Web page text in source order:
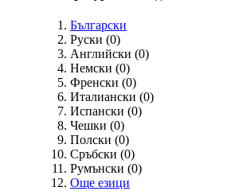
Български
Руски (0)
Английски (0)
Немски (0)
Френски (0)
Италиански (0)
Испански (0)
Чешки (0)
Полски (0)
Сръбски (0)
Румънски (0)
Още езици